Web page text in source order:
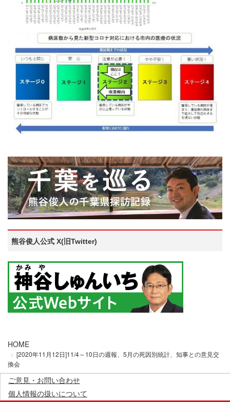
熊谷俊人公式 X(旧Twitter)
HOME
[2020年11月12日]11/4～10日の週報、5月の死因別統計、知事との意見交
換会
ご意見・お問い合わせ
個人情報の扱いについて